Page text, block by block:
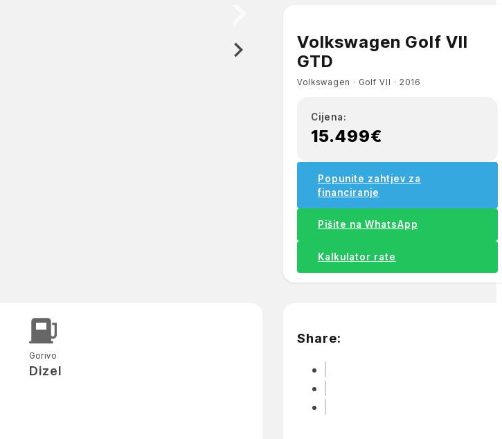
Volkswagen Golf VII
GTD
Volkswagen ∙ Golf VII ∙ 2016
Cijena:
15.499€
Popunite zahtjev za
financiranje
Pišite na WhatsApp
Kalkulator rate
Gorivo
Dizel
Share: